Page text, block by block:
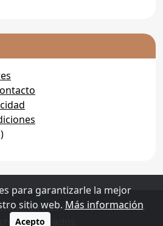
- Todos los
reservados
para garantizarle la mejor
sitio web. Más información
Acepto